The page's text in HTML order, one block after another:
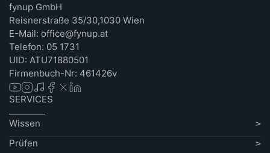
fynup GmbH
Reisnerstraße 35/30,1030 Wien
E-Mail: office@fynup.at
Telefon: 05 1731
UID: ATU71880501
Firmenbuch-Nr: 461426v
SERVICES
Wissen
Prüfen